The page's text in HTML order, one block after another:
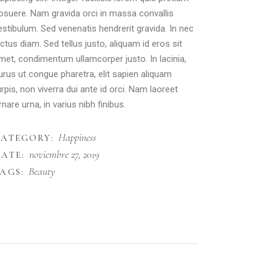
Nam gravida orci in massa convallis
Sed venenatis hendrerit gravida. In nec
diam. Sed tellus justo, aliquam id eros sit
condimentum ullamcorper justo. In lacinia,
ut congue pharetra, elit sapien aliquam
non viverra dui ante id orci. Nam laoreet
urna, in varius nibh finibus.
Happiness
noviembre 27, 2019
Beauty